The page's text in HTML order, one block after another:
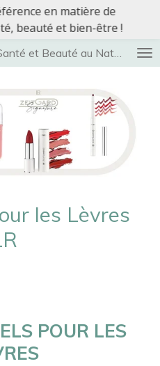
LR Health & Beauty - Santé et Beauté au Naturel
en matière de
beauté et bien-être !
les Lèvres
POUR LES